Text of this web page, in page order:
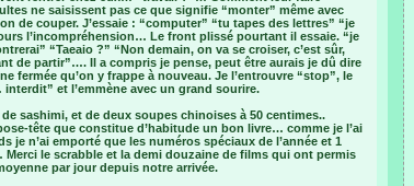
ne saisissent pas ce que signifie “monter” même avec
de couper. J’essaie : “computer” “tu tapes des lettres” “je
l’incompréhension… Le front plissé pourtant il essaie. “je
“Taeaio ?” “Non demain, on va se croiser, c’est sûr,
de partir”…. Il a compris je pense, peut être aurais je dû dire
fermée qu’on y frappe à nouveau. Je l’entrouvre “stop”, le
et l’emmène avec un grand sourire.
sashimi, et de deux soupes chinoises à 50 centimes..
tête que constitue d’habitude un bon livre… comme je l’ai
je n’ai emporté que les numéros spéciaux de l’année et 1
le scrabble et la demi douzaine de films qui ont permis
par jour depuis notre arrivée.